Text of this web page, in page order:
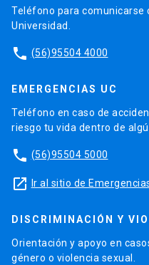
Teléfono para comunicarse
Universidad.
phone (56)95504 4000
EMERGENCIAS UC
Teléfono en caso de
riesgo tu vida dentro de
phone (56)95504 5000
launch Ir al sitio de
DISCRIMINACIÓN Y
Orientación y apoyo en
género o violencia sexual.